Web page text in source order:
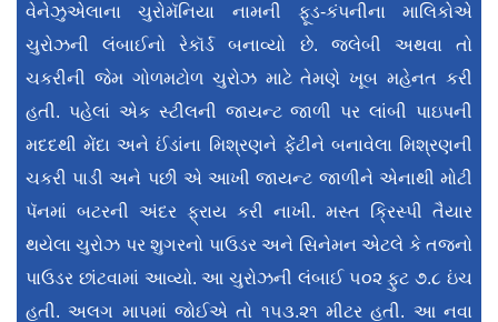
વેનેઝુએલાના ચુરોમૅનિયા નામની ફૂડ-કંપનીના માલિકોએ
ચુરોઝની લંબાઈનો રેકૉર્ડ બનાવ્યો છે. જલેબી અથવા તો
ચકરીની જેમ ગોળમટોળ ચુરોઝ માટે તેમણે ખૂબ મહેનત કરી
હતી. પહેલાં એક સ્ટીલની જાયન્ટ જાળી પર લાંબી પાઇપની
મદદથી મેંદા અને ઈંડાંના મિશ્રણને ફેંટીને બનાવેલા મિશ્રણની
ચકરી પાડી અને પછી એ આખી જાયન્ટ જાળીને એનાથી મોટી
પૅનમાં બટરની અંદર ફ્રાય કરી નાખી. મસ્ત ક્રિસ્પી તૈયાર
થયેલા ચુરોઝ પર શુગરનો પાઉડર અને સિનેમન એટલે કે તજનો
પાઉડર છાંટવામાં આવ્યો. આ ચુરોઝની લંબાઈ ૫૦૨ ફુટ ૭.૮ ઇંચ
હતી. અલગ માપમાં જોઈએ તો ૧૫૩.૨૧ મીટર હતી. આ નવા